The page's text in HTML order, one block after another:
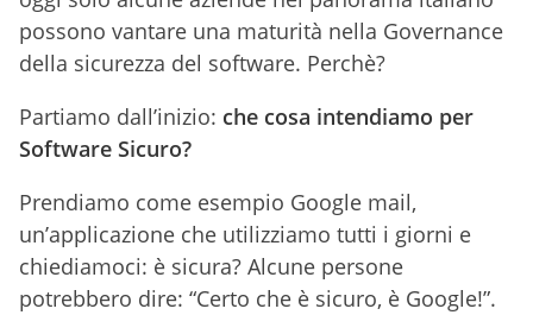
possono vantare una maturità nella Governance
della sicurezza del software. Perchè?
Partiamo dall’inizio: che cosa intendiamo per
Software Sicuro?
Prendiamo come esempio Google mail,
un’applicazione che utilizziamo tutti i giorni e
chiediamoci: è sicura? Alcune persone
potrebbero dire: “Certo che è sicuro, è Google!”.